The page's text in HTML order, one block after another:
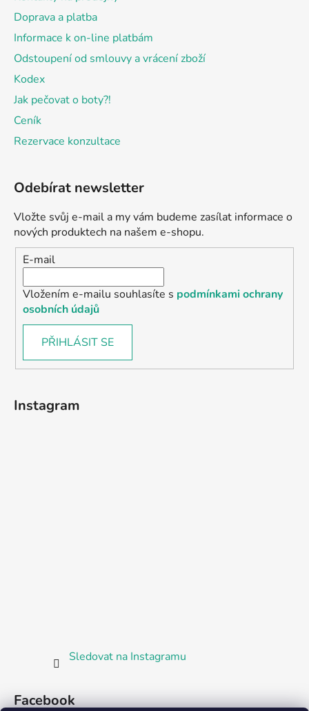
Doprava a platba
Informace k on-line platbám
Odstoupení od smlouvy a vrácení zboží
Kodex
Jak pečovat o boty?!
Ceník
Rezervace konzultace
Odebírat newsletter
Vložte svůj e-mail a my vám budeme zasílat informace o
nových produktech na našem e-shopu.
E-mail
Vložením e-mailu souhlasíte s podmínkami ochrany
osobních údajů
PŘIHLÁSIT SE
Instagram
Sledovat na Instagramu
Facebook